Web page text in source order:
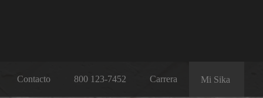
Contacto 800 123-7452 Carrera Mi Sika